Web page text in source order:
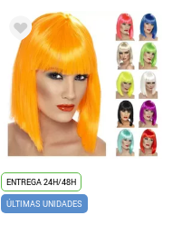
ENTREGA 24H/48H
ÚLTIMAS UNIDADES